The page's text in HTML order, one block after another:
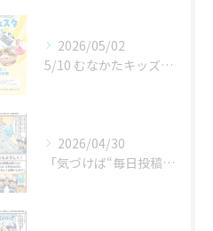
2026/05/02
5/10 むなかたキッズフェスタ 子どものお仕事体験
2026/04/30
「気づけば“毎日投稿”やってました😂」